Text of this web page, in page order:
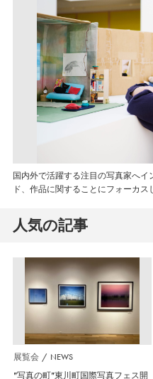
国内外で活躍する注目の写真家へ
ド、作品に関することにフォーカス
人気の記事
展覧会 NEWS
”写真の町”東川町国際写真フェス開